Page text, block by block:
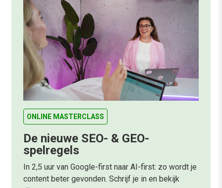
ONLINE MASTERCLASS
De nieuwe SEO- & GEO-
spelregels
In 2,5 uur van Google-first naar AI-first: zo wordt je
content beter gevonden. Schrijf je in en bekijk